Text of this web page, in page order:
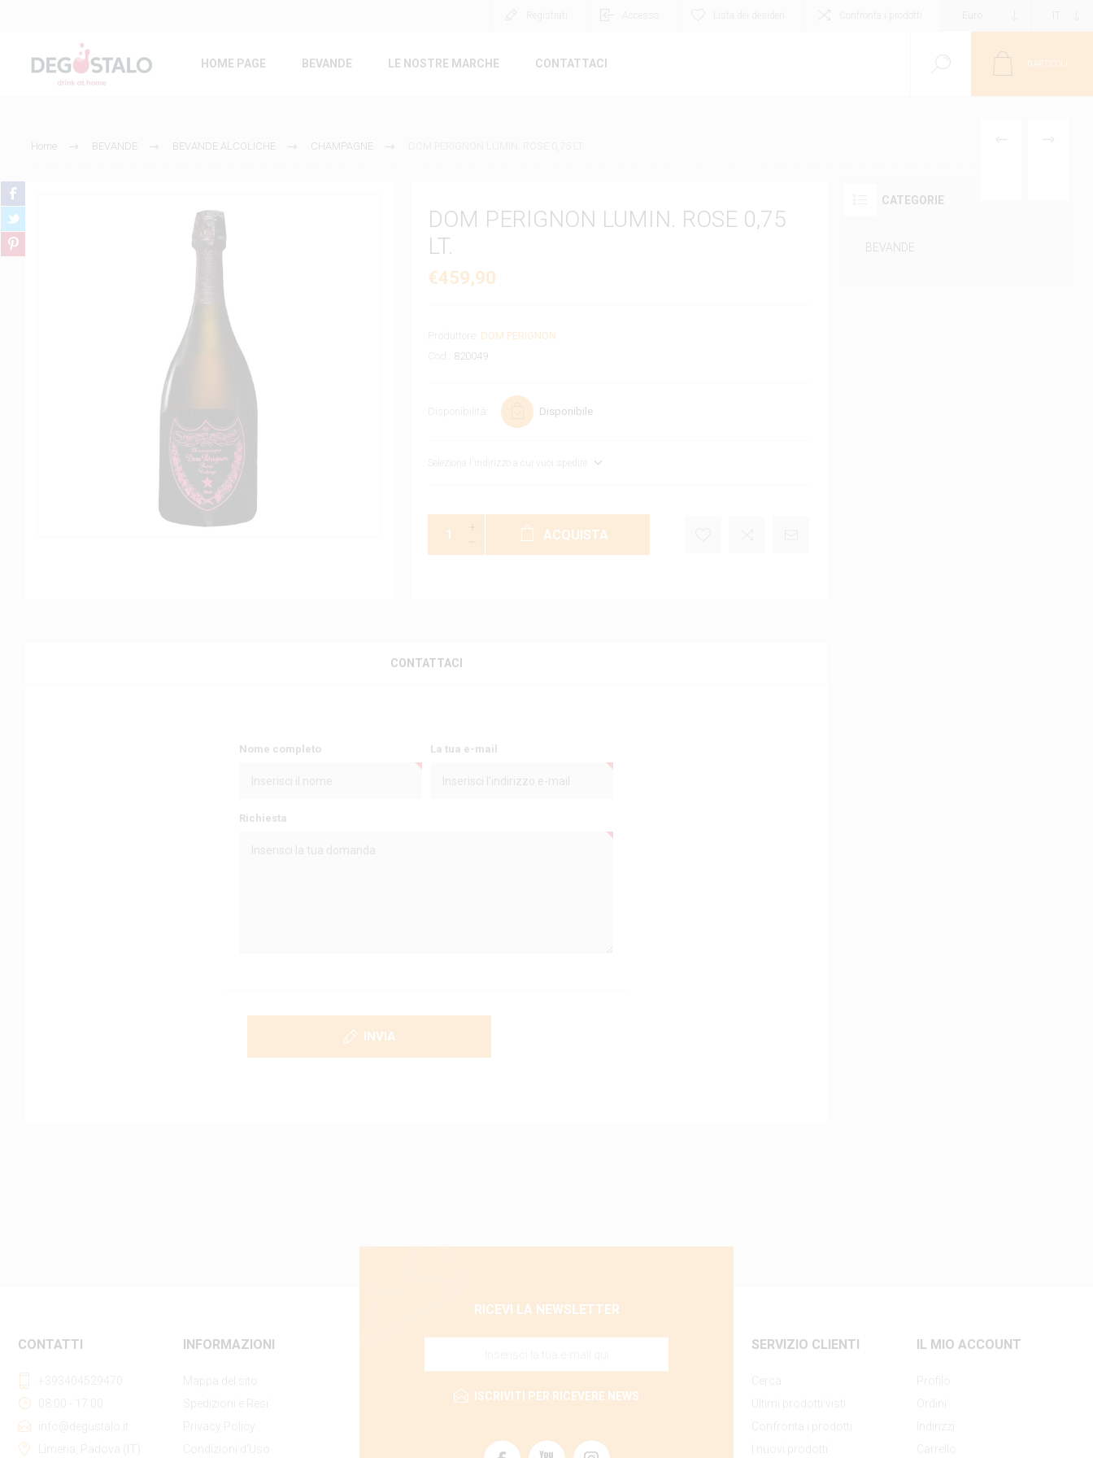
HOME PAGE BEVANDE LE NOSTRE MARCHE CONTATTACI 0 ARTICOLI
Home BEVANDE BEVANDE ALCOLICHE CHAMPAGNE PRODOTTO
DOM PERIGNON LUMIN. ROSE 0,75
LT.
€459,90
Produttore:
DOM PERIGNON
820049
Disponibilità: Disponibile
Seleziona l'indirizzo a cui vuoi spedire
ACQUISTA
CONTATTACI
Nome completo La tua e-mail
Richiesta
INVIA
CATEGORIE
BEVANDE
RICEVI LA NEWSLETTER
ISCRIVITI PER RICEVERE NEWS
CONTATTI
+393404529470
08:00 - 17:00
info@degustalo.it
Limena, Padova (IT)
INFORMAZIONI
Mappa del sito
Spedizioni e Resi
Privacy Policy
Condizioni d'Uso
SERVIZIO CLIENTI
Cerca
Ultimi prodotti visti
Confronta i prodotti
I nuovi prodotti
IL MIO ACCOUNT
Profilo
Ordini
Indirizzi
Carrello